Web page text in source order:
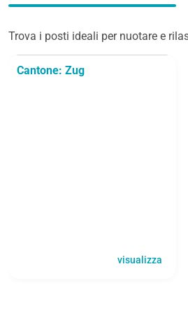
Trova i posti ideali per nuotare e
Cantone: Zug
visualizza